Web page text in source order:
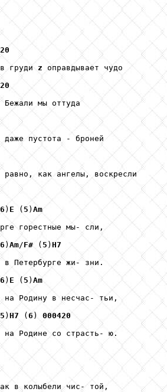
груди z оправдывает чудо
Бежали мы оттуда
даже пустота - броней
как ангелы, воскресли
6 ) E ( 5 ) Am
горестные мы- сли,
6 ) Am/F# ( 5 )H7
в Петербурге жи- зни.
6 ) E (5 ) Am
на Родину в несчас- тьи,
5 )H7 ( 6 ) 000420
на Родине со страсть- ю.
в колыбели чис- той,